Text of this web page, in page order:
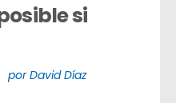
si
por David Díaz